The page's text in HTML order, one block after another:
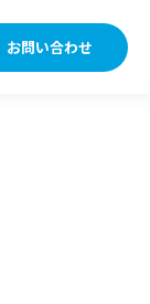
お問い合わせ